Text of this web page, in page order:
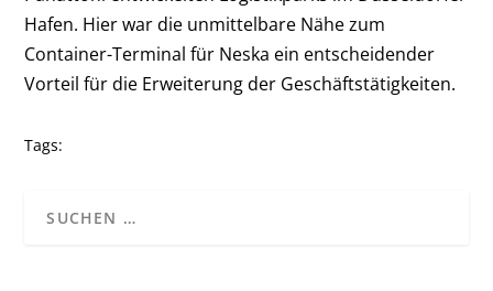
Hafen. Hier war die unmittelbare Nähe zum
Container-Terminal für Neska ein entscheidender
Vorteil für die Erweiterung der Geschäftstätigkeiten.
Tags: